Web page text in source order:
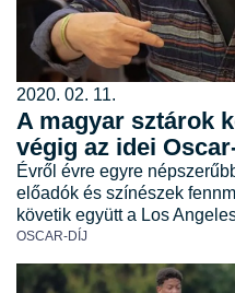
2020. 02. 11.
A magyar sztárok
végig az idei
Évről évre egyre
előadók és színészek
követik együtt a Los
OSCAR-DÍJ